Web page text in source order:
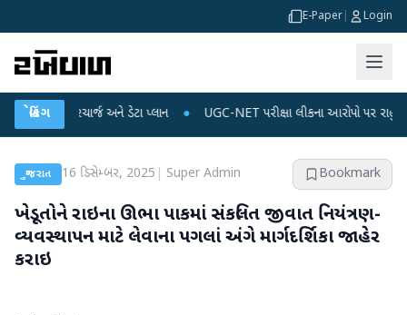
E-Paper Login
બ્રેકિંગ
રિચાર્જ અને ડેટા પ્લાન ● UGC-NET પરીક્ષા લીકના આરોપો પર રાહુલ ગાંધીએ
ગુજરાત 16 ડિસેમ્બર, 2025 Super Admin Bookmark
ખેડૂતોને રાઇના ઊભા પાકમાં સંકલિત જીવાત નિયંત્રણ-
વ્યવસ્થાપન માટે લેવાના પગલાં અંગે માર્ગદર્શિકા જાહેર
કરાઇ